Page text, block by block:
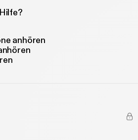
anhören